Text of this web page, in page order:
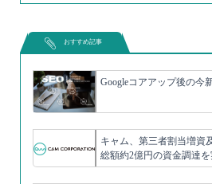
おすすめ記事
Googleコアアップ後の今
キャム、第三者割当増資
総額約2億円の資金調達